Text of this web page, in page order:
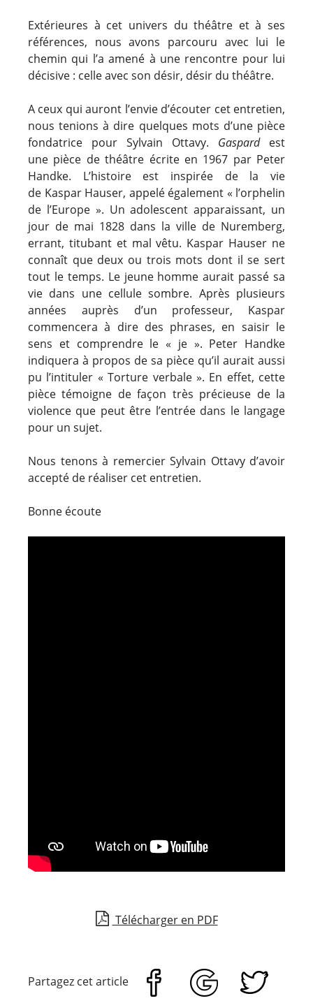
Extérieures à cet univers du théâtre et à ses
références, nous avons parcouru avec lui le
chemin qui l’a amené à une rencontre pour lui
décisive : celle avec son désir, désir du théâtre.
A ceux qui auront l’envie d’écouter cet entretien,
nous tenions à dire quelques mots d’une pièce
fondatrice pour Sylvain Ottavy. Gaspardest
une pièce de théâtre écrite en 1967 par Peter
Handke. L’histoire est inspirée de la vie
de Kaspar Hauser, appelé également « l’orphelin
de l’Europe ». Un adolescent apparaissant, un
jour de mai 1828 dans la ville de Nuremberg,
errant, titubant et mal vêtu. Kaspar Hauser ne
connaît que deux ou trois mots dont il se sert
tout le temps. Le jeune homme aurait passé sa
vie dans une cellule sombre. Après plusieurs
années auprès d’un professeur, Kaspar
commencera à dire des phrases, en saisir le
sens et comprendre le « je ». Peter Handke
indiquera à propos de sa pièce qu’il aurait aussi
pu l’intituler « Torture verbale ». En effet, cette
pièce témoigne de façon très précieuse de la
violence que peut être l’entrée dans le langage
pour un sujet.
Nous tenons à remercier Sylvain Ottavy d’avoir
accepté de réaliser cet entretien.
Bonne écoute
Télécharger en PDF
Partagez cet article